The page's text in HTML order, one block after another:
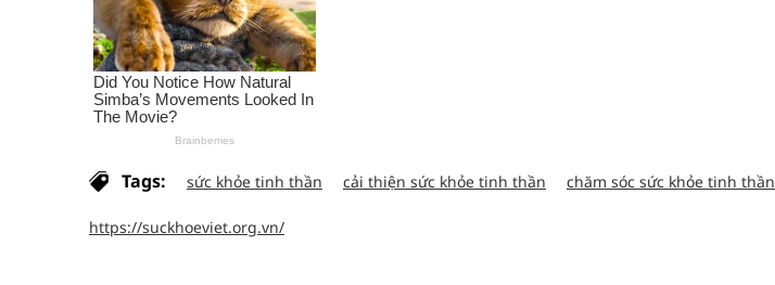
Tags: sức khỏe tinh thần cải thiện sức khỏe tinh thần chăm sóc sức khỏe tinh thần
https://suckhoeviet.org.vn/